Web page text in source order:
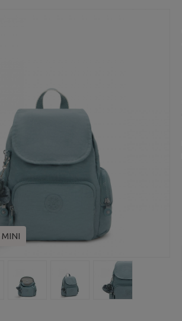
MINI